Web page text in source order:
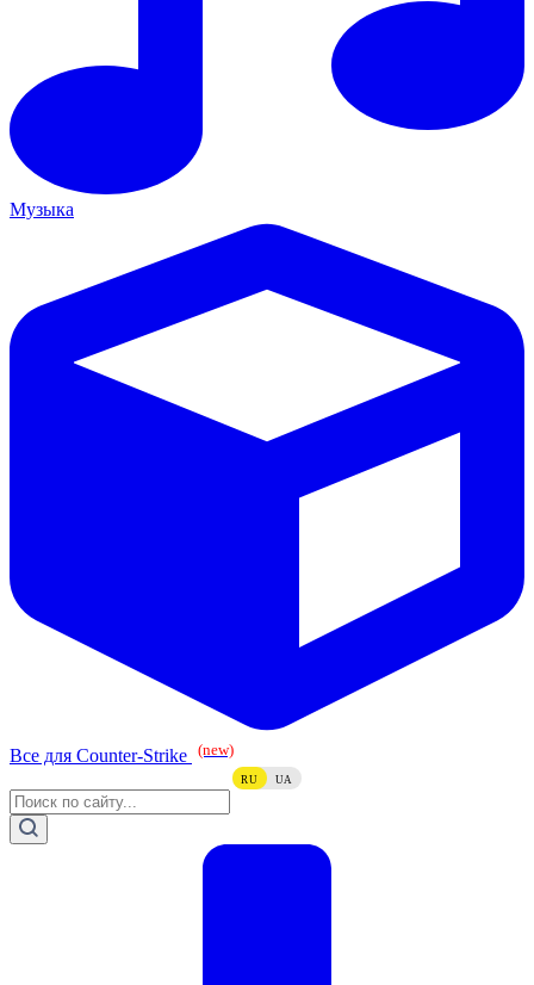
Музыка
Все для Counter-Strike (new)
RU UA